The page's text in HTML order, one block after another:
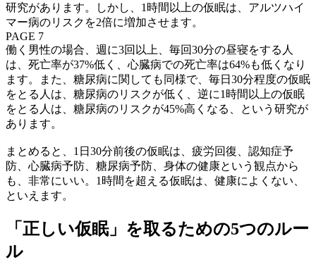
研究があります。しかし、1時間以上の仮眠は、アルツハイ
マー病のリスクを2倍に増加させます。
PAGE 7
働く男性の場合、週に3回以上、毎回30分の昼寝をする人
は、死亡率が37%低く、心臓病での死亡率は64%も低くなり
ます。また、糖尿病に関しても同様で、毎日30分程度の仮眠
をとる人は、糖尿病のリスクが低く、逆に1時間以上の仮眠
をとる人は、糖尿病のリスクが45%高くなる、という研究が
あります。
まとめると、1日30分前後の仮眠は、疲労回復、認知症予
防、心臓病予防、糖尿病予防、身体の健康という観点から
も、非常にいい。1時間を超える仮眠は、健康によくない、
といえます。
「正しい仮眠」を取るための5つのルー
ル